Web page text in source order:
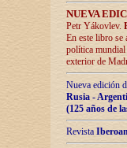
NUEVA
Petr Yákovlev.
En este libro se
política mundial
exterior de
Nueva edición
Rusia -
(125 años de
Revista